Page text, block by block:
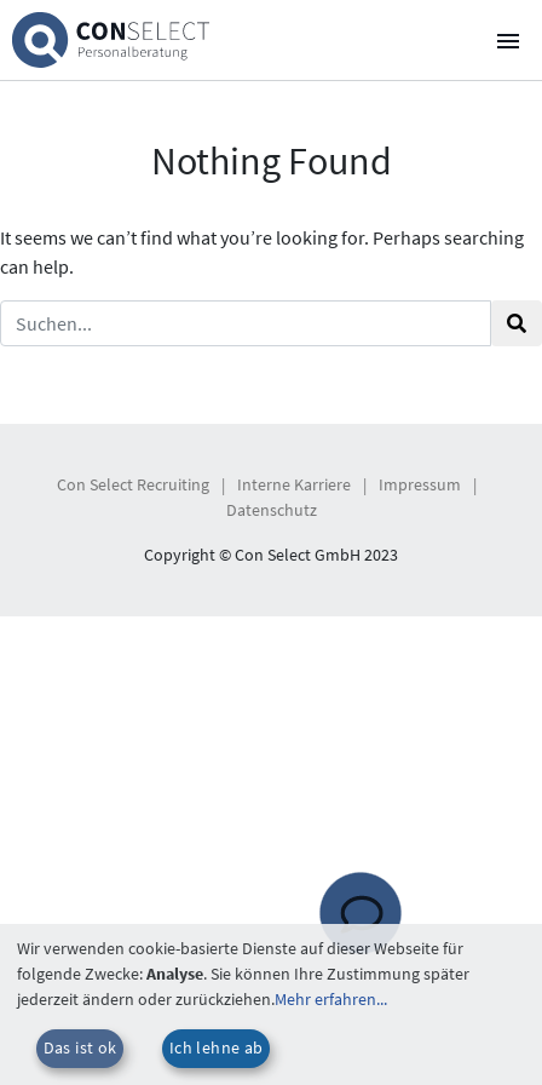
Für Unternehmen
WhatsApp Chat
Nothing Found
It seems we can’t find what you’re looking for. Perhaps searching
can help.
Con Select Recruiting | Interne Karriere | Impressum
|
Datenschutz
Copyright © Con Select GmbH 2023
Wir verwenden cookie-basierte Dienste auf dieser Webseite für
folgende Zwecke:Analyse. Sie können Ihre Zustimmung später
jederzeit ändern oder zurückziehen.Mehr erfahren...
Das ist ok Ich lehne ab